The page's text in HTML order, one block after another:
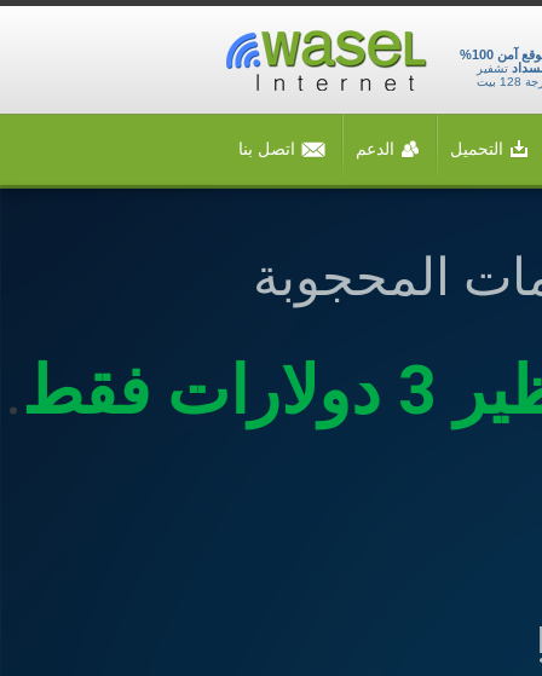
موقع آمن 100%
تشفير
128 بيت
التحميل الدعم اتصل بنا
المحجوبة
.